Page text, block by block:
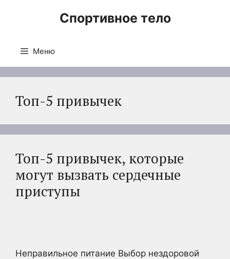
Спортивное тело
Меню
Топ-5 привычек
Топ-5 привычек, которые
могут вызвать сердечные
приступы
Неправильное питание Выбор нездоровой